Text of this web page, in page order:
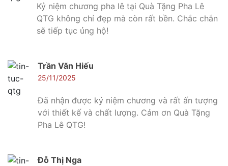
Kỷ niệm chương pha lê tại Quà Tặng Pha Lê
QTG không chỉ đẹp mà còn rất bền. Chắc chắn
sẽ tiếp tục ủng hộ!
Trần Văn Hiếu
25/11/2025
Đã nhận được kỷ niệm chương và rất ấn tượng
với thiết kế và chất lượng. Cảm ơn Quà Tặng
Pha Lê QTG!
Đỗ Thị Nga